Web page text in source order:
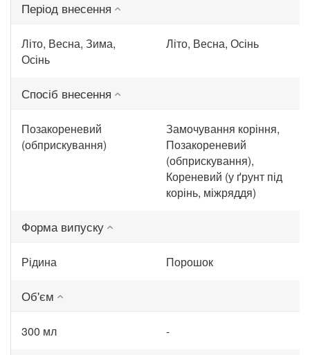
Період внесення
Літо, Весна, Зима,
Осінь
Літо, Весна, Осінь
Спосіб внесення
Позакореневий
(обприскування)
Замочування коріння,
Позакореневий
(обприскування),
Кореневий (у ґрунт під
корінь, міжряддя)
Форма випуску
Рідина Порошок
Об'єм
300 мл -